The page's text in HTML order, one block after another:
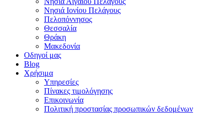
Νησιά Ιονίου Πελάγους
Πελοπόννησος
Θεσσαλία
Θράκη
Μακεδονία
Οδηγοί μας
Blog
Χρήσιμα
Υπηρεσίες
Πίνακες τιμολόγησης
Επικοινωνία
Πολιτική προστασίας προσωπικών δεδομένων